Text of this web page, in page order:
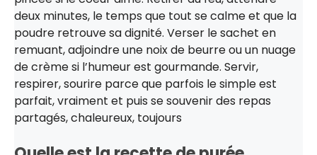
deux minutes, le temps que tout se calme et que la
poudre retrouve sa dignité. Verser le sachet en
remuant, adjoindre une noix de beurre ou un nuage
de crème si l’humeur est gourmande. Servir,
respirer, sourire parce que parfois le simple est
parfait, vraiment et puis se souvenir des repas
partagés, chaleureux, toujours